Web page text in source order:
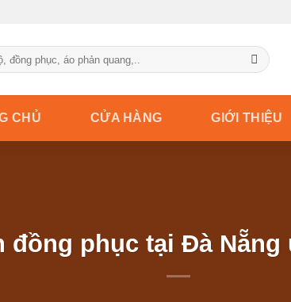
CHỦ CỬA HÀNG GIỚI THIỆU
đồng phục tại Đà